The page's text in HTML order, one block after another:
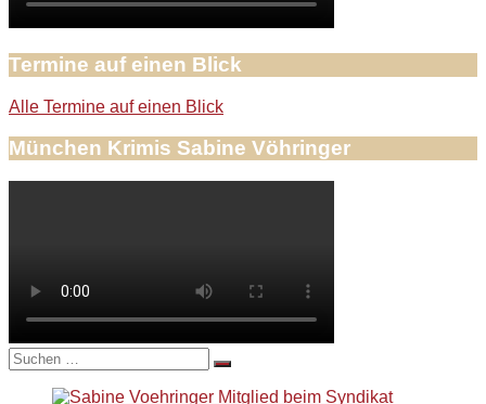
Termine auf einen Blick
Alle Termine auf einen Blick
München Krimis Sabine Vöhringer
Suche
nach: